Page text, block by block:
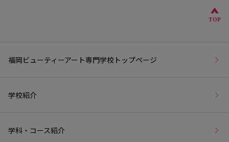
こ
TOP
福岡ビューティーアート専門学校トップページ
学校紹介
学科・コース紹介